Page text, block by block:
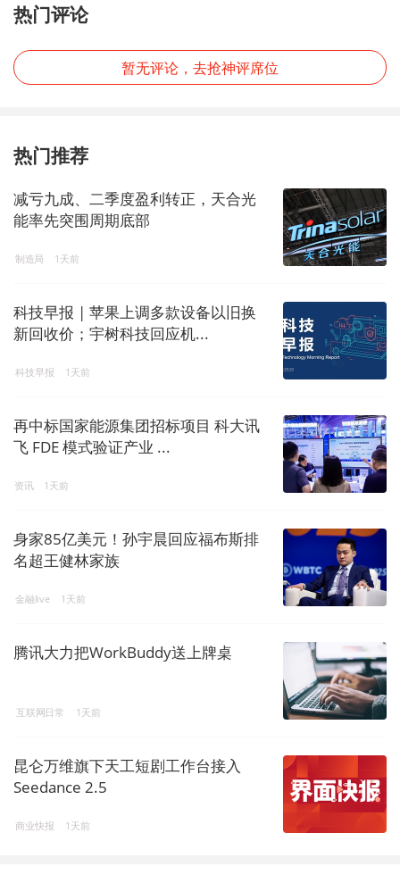
热门评论
暂无评论，去抢神评席位
热门推荐
减亏九成、二季度盈利转正，天合光
能率先突围周期底部
制造局 1天前
科技早报 | 苹果上调多款设备以旧换
新回收价；宇树科技回应机...
科技早报 1天前
再中标国家能源集团招标项目 科大讯
飞 FDE 模式验证产业 ...
资讯 1天前
身家85亿美元！孙宇晨回应福布斯排
名超王健林家族
金融live 1天前
腾讯大力把WorkBuddy送上牌桌
互联网日常 1天前
昆仑万维旗下天工短剧工作台接入
Seedance 2.5
商业快报 1天前